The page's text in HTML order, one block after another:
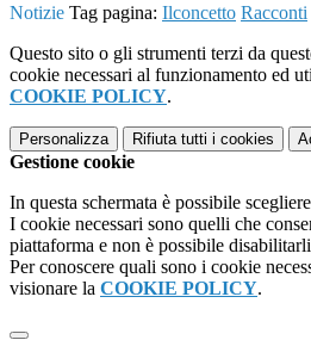
Notizie Tag pagina: Ilconcetto Racconti
Questo sito o gli strumenti terzi da
cookie necessari al funzionamento ed
COOKIE POLICY.
Personalizza Rifiuta tutti i cookies
Gestione cookie
In questa schermata è possibile
I cookie necessari sono quelli che
piattaforma e non è possibile
Per conoscere quali sono i cookie
visionare la COOKIE POLICY.